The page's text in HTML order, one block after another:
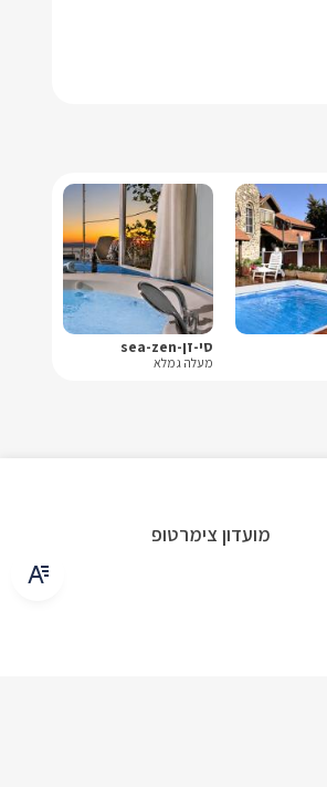
סי-זן-sea-zen
מעלה גמלא
מועדון צימרטופ